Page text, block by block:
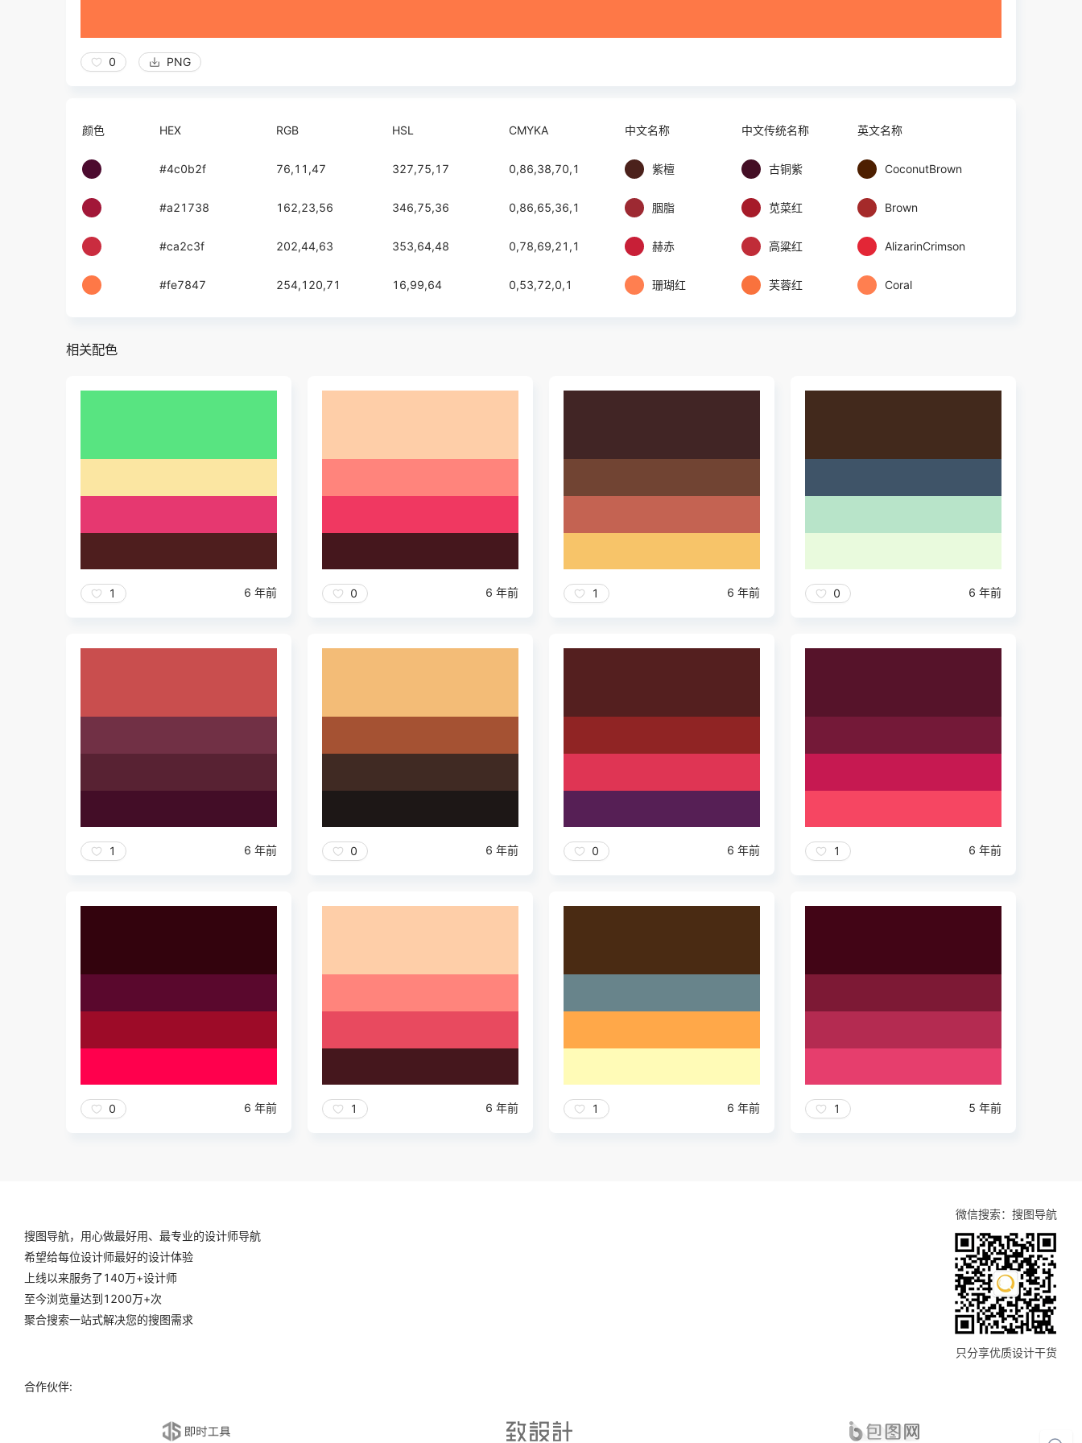
0 PNG
颜色 HEX RGB HSL CMYKA 中文名称 中文传统名称 英文名称
#4c0b2f 76,11,47 327,75,17 0,86,38,70,1 紫檀 古铜紫 CoconutBrown
#a21738 162,23,56 346,75,36 0,86,65,36,1 胭脂 苋菜红 Brown
#ca2c3f 202,44,63 353,64,48 0,78,69,21,1 赫赤 高粱红 AlizarinCrimson
#fe7847 254,120,71 16,99,64 0,53,72,0,1 珊瑚红 芙蓉红 Coral
相关配色
1 6 年前 0 6 年前 1 6 年前 0 6 年前
1 6 年前 0 6 年前 0 6 年前 1 6 年前
0 6 年前 1 6 年前 1 6 年前 1 5 年前
搜图导航，用心做最好用、最专业的设计师导航
希望给每位设计师最好的设计体验
上线以来服务了140万+设计师
至今浏览量达到1200万+次
聚合搜索一站式解决您的搜图需求
微信搜索：搜图导航
只分享优质设计干货
合作伙伴: